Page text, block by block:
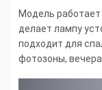
Модель работает
делает лампу
подходит для
фотозоны,